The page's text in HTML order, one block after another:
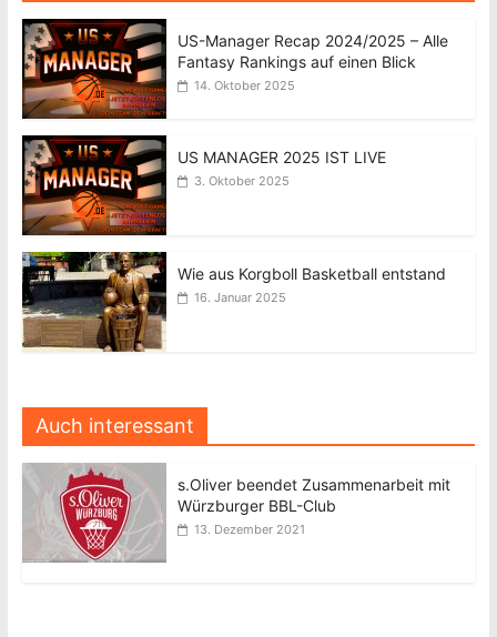
US-Manager Recap 2024/2025 – Alle
Fantasy Rankings auf einen Blick
14. Oktober 2025
US MANAGER 2025 IST LIVE
3. Oktober 2025
Wie aus Korgboll Basketball entstand
16. Januar 2025
Auch interessant
s.Oliver beendet Zusammenarbeit mit
Würzburger BBL-Club
13. Dezember 2021